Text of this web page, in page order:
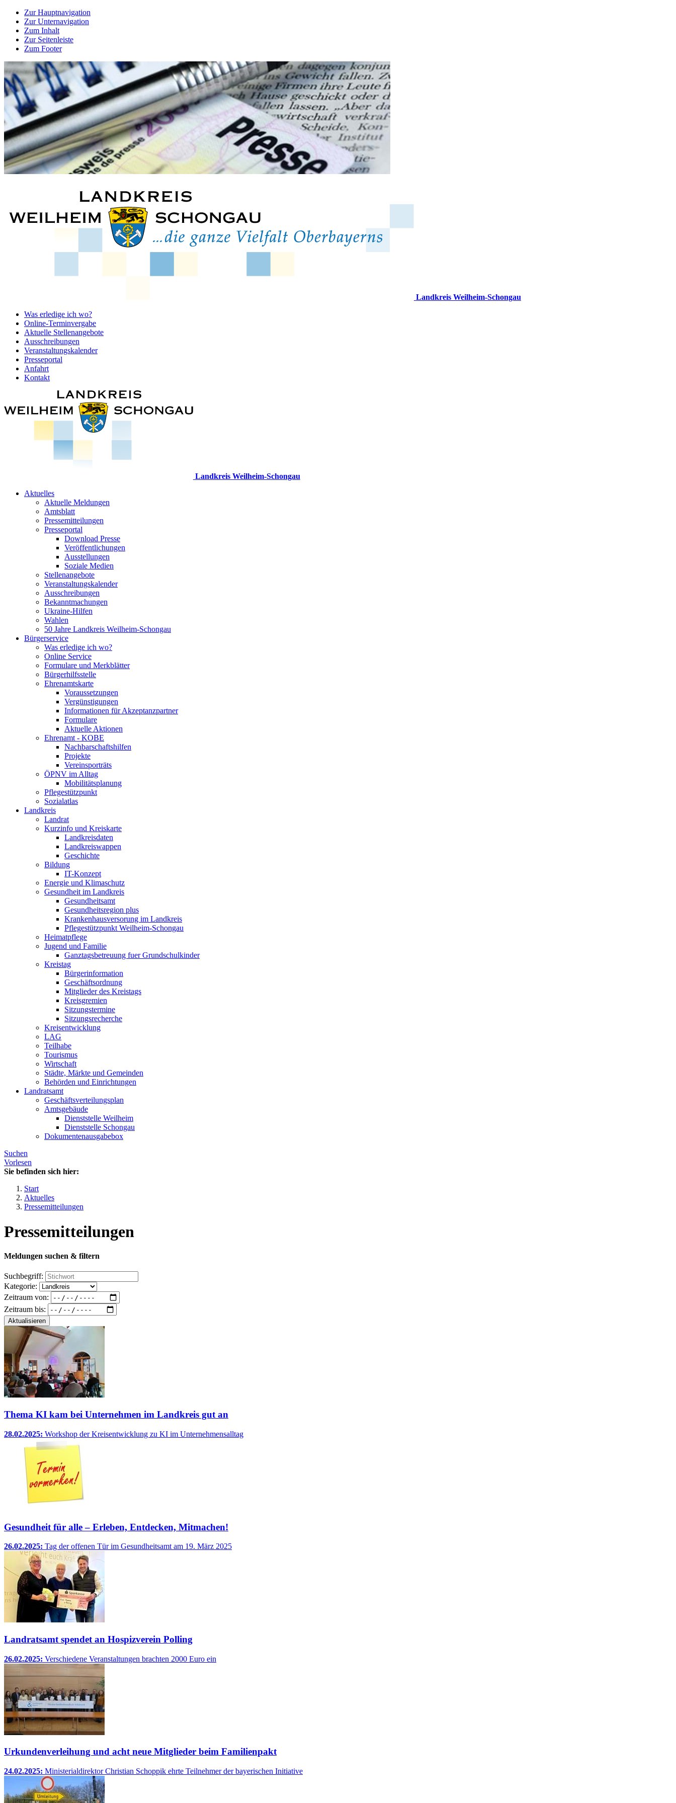
Zur Hauptnavigation
Zur Unternavigation
Zum Inhalt
Zur Seitenleiste
Zum Footer
Landkreis Weilheim-Schongau
Was erledige ich wo?
Online-Terminvergabe
Aktuelle Stellenangebote
Ausschreibungen
Veranstaltungskalender
Presseportal
Anfahrt
Kontakt
Landkreis Weilheim-Schongau
Aktuelles
Aktuelle Meldungen
Amtsblatt
Pressemitteilungen
Presseportal
Download Presse
Veröffentlichungen
Ausstellungen
Soziale Medien
Stellenangebote
Veranstaltungskalender
Ausschreibungen
Bekanntmachungen
Ukraine-Hilfen
Wahlen
50 Jahre Landkreis Weilheim-Schongau
Bürgerservice
Was erledige ich wo?
Online Service
Formulare und Merkblätter
Bürgerhilfsstelle
Ehrenamtskarte
Voraussetzungen
Vergünstigungen
Informationen für Akzeptanzpartner
Formulare
Aktuelle Aktionen
Ehrenamt - KOBE
Nachbarschaftshilfen
Projekte
Vereinsporträts
ÖPNV im Alltag
Mobilitätsplanung
Pflegestützpunkt
Sozialatlas
Landkreis
Landrat
Kurzinfo und Kreiskarte
Landkreisdaten
Landkreiswappen
Geschichte
Bildung
IT-Konzept
Energie und Klimaschutz
Gesundheit im Landkreis
Gesundheitsamt
Gesundheitsregion plus
Krankenhausversorung im Landkreis
Pflegestützpunkt Weilheim-Schongau
Heimatpflege
Jugend und Familie
Ganztagsbetreuung fuer Grundschulkinder
Kreistag
Bürgerinformation
Geschäftsordnung
Mitglieder des Kreistags
Kreisgremien
Sitzungstermine
Sitzungsrecherche
Kreisentwicklung
LAG
Teilhabe
Tourismus
Wirtschaft
Städte, Märkte und Gemeinden
Behörden und Einrichtungen
Landratsamt
Geschäftsverteilungsplan
Amtsgebäude
Dienststelle Weilheim
Dienststelle Schongau
Dokumentenausgabebox
Suchen
Vorlesen
Sie befinden sich hier:
Start
Aktuelles
Pressemitteilungen
Pressemitteilungen
Meldungen suchen & filtern
Suchbegriff:
Kategorie:
Zeitraum von:
Zeitraum bis:
Aktualisieren
Thema KI kam bei Unternehmen im Landkreis gut an
28.02.2025: Workshop der Kreisentwicklung zu KI im Unternehmensalltag
Gesundheit für alle – Erleben, Entdecken, Mitmachen!
26.02.2025: Tag der offenen Tür im Gesundheitsamt am 19. März 2025
Landratsamt spendet an Hospizverein Polling
26.02.2025: Verschiedene Veranstaltungen brachten 2000 Euro ein
Urkundenverleihung und acht neue Mitglieder beim Familienpakt
24.02.2025: Ministerialdirektor Christian Schoppik ehrte Teilnehmer der bayerischen Initiative